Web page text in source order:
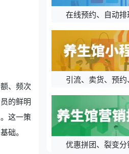
、频次
的鲜明
这一策
础。
在线预约、自动
引流、卖货、预
优惠拼团、裂变